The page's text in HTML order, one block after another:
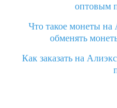
оптовым
Что такое монеты на
обменять
Как заказать на
Что значит статус